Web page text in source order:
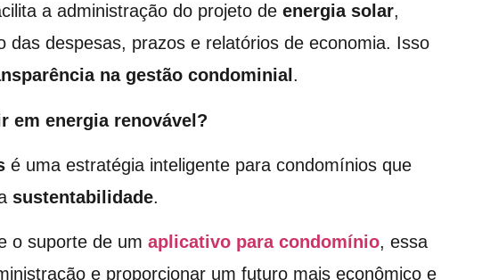
a administração do projeto de energia solar,
das despesas, prazos e relatórios de economia. Isso
na gestão condominial .
em energia renovável?
é uma estratégia inteligente para condomínios que
sustentabilidade.
o suporte de um aplicativo para condomínio, essa
e proporcionar um futuro mais econômico e